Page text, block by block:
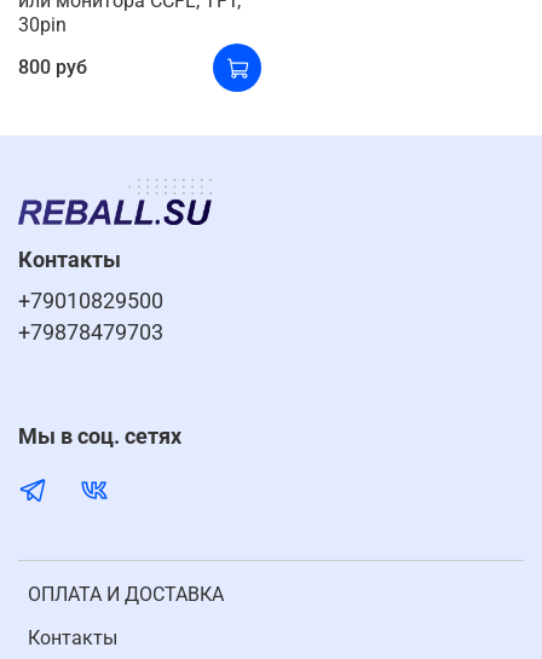
30pin
800 руб
ОПЛАТА И ДОСТАВКА
Контакты
Контакты
+79010829500
+79878479703
Мы в соц. сетях